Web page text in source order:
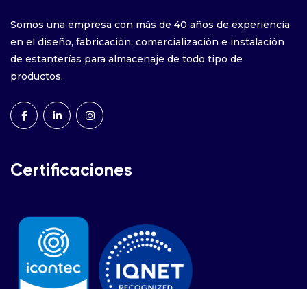
Somos una empresa con más de 40 años de experiencia
en el diseño, fabricación, comercialización e instalación
de estanterías para almacenaje de todo tipo de
productos.
Certificaciones